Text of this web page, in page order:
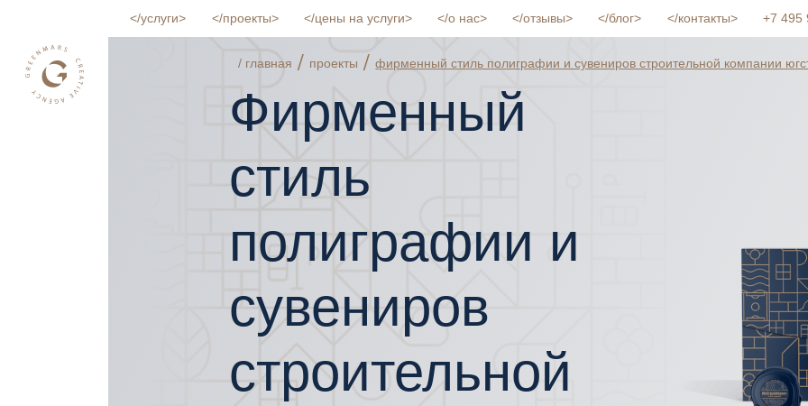
услуги проекты цены на услуги о нас отзывы блог контакты +7 495
/ главная / проекты /фирменный стиль полиграфии и сувениров строительной компании
Фирменный
стиль
полиграфии и
сувениров
строительной